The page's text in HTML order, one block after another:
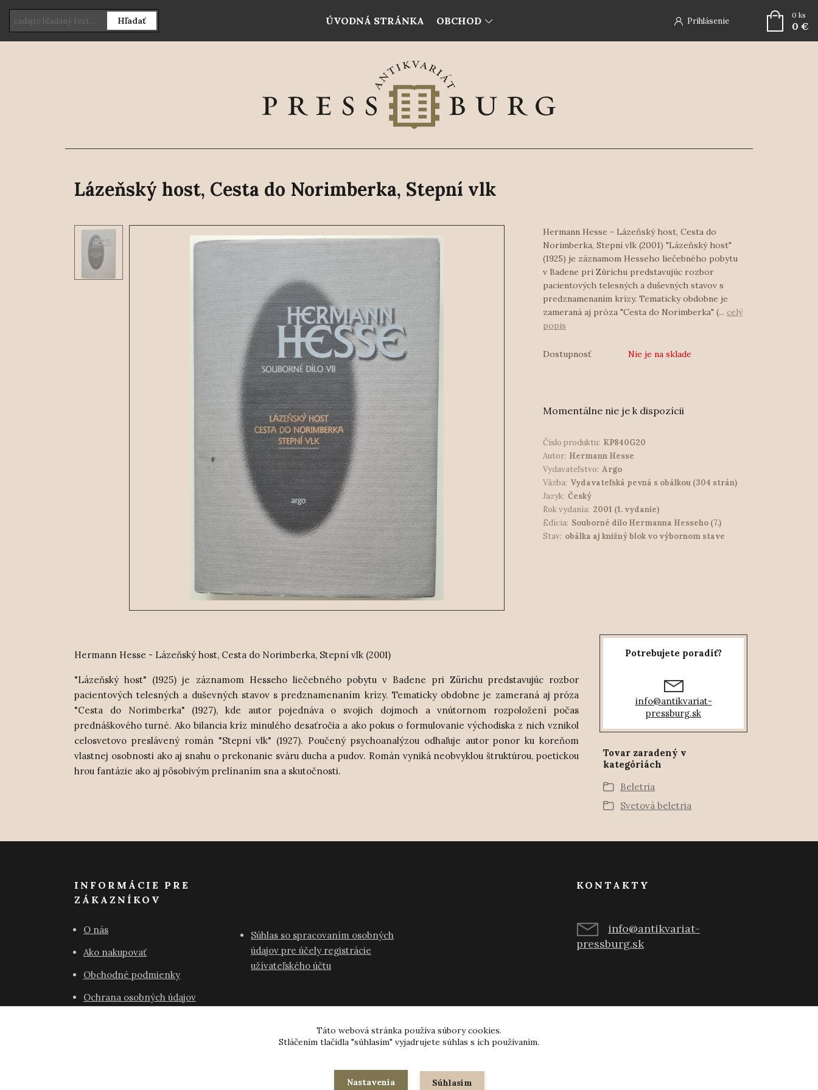
ÚVODNÁ STRÁNKA OBCHOD Prihlásenie
Hľadať
0 ks
0 €
Lázeňský host, Cesta do Norimberka, Stepní vlk
Hermann Hesse - Lázeňský host, Cesta do
Norimberka, Stepní vlk (2001) "Lázeňský host"
(1925) je záznamom Hesseho liečebného pobytu
v Badene pri Zürichu predstavujúc rozbor
pacientových telesných a duševných stavov s
predznamenaním krízy. Tematicky obdobne je
zameraná aj próza "Cesta do Norimberka" (... celý
popis
Dostupnosť Nie je na sklade
Momentálne nie je k dispozícii
Číslo produktu: KP840G20
Autor: Hermann Hesse
Vydavateľstvo: Argo
Väzba: Vydavateľská pevná s obálkou (304 strán)
Jazyk: Český
Rok vydania: 2001 (1. vydanie)
Edícia: Souborné dílo Hermanna Hesseho (7.)
Stav: obálka aj knižný blok vo výbornom stave
Hermann Hesse - Lázeňský host, Cesta do Norimberka, Stepní vlk (2001)
"Lázeňský host" (1925) je záznamom Hesseho liečebného pobytu v Badene pri Zürichu predstavujúc rozbor
pacientových telesných a duševných stavov s predznamenaním krízy. Tematicky obdobne je zameraná aj próza
"Cesta do Norimberka" (1927), kde autor pojednáva o svojich dojmoch a vnútornom rozpoložení počas
prednáškového turné. Ako bilancia kríz minulého desaťročia a ako pokus o formulovanie východiska z nich vznikol
celosvetovo preslávený román "Stepní vlk" (1927). Poučený psychoanalýzou odhaľuje autor ponor ku koreňom
vlastnej osobnosti ako aj snahu o prekonanie sváru ducha a pudov. Román vyniká neobvyklou štruktúrou, poetickou
hrou fantázie ako aj pôsobivým prelínaním sna a skutočnosti.
Potrebujete poradiť?
info@antikvariat-
pressburg.sk
Tovar zaradený v
kategóriách
Beletria
Svetová beletria
INFORMÁCIE PRE
ZÁKAZNÍKOV
O nás
Ako nakupovať
Obchodné podmienky
Ochrana osobných údajov
Súhlas so spracovaním osobných
údajov pre účely registrácie
užívateľského účtu
KONTAKTY
info@antikvariat-
pressburg.sk
© 2024-2026 všetky práva vyhradené
Táto webová stránka používa súbory cookies.
Stláčením tlačidla "súhlasím" vyjadrujete súhlas s ich používaním.
Nastavenia Súhlasím